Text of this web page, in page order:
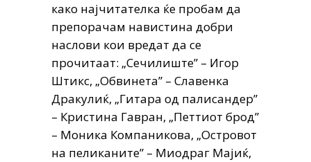
како најчитателка ќе пробам да
препорачам навистина добри
наслови кои вредат да се
прочитаат: „Сечилиште” – Игор
Штикс, „Обвинета” – Славенка
Дракулиќ, „Гитара од палисандер”
– Кристина Гавран, „Петтиот брод”
– Моника Компаникова, „Островот
на пеликаните” – Миодраг Мајиќ,